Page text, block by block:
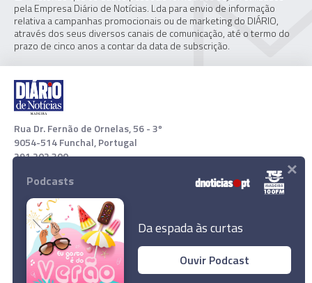
pela Empresa Diário de Notícias. Lda para envio de informação
relativa a campanhas promocionais ou de marketing do DIÁRIO,
através dos seus diversos canais de comunicação, até o termo do
prazo de cinco anos a contar da data de subscrição.
Rua Dr. Fernão de Ornelas, 56 - 3º
9054-514 Funchal, Portugal
291 202 300
Download App
Podcasts
Da espada às curtas
Ouvir Podcast
×